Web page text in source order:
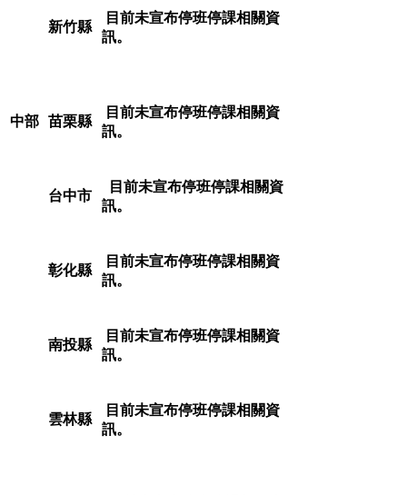
新竹縣
目前未宣布停班停課相關資
訊。
中部 苗栗縣
目前未宣布停班停課相關資
訊。
台中市
目前未宣布停班停課相關資
訊。
彰化縣
目前未宣布停班停課相關資
訊。
南投縣
目前未宣布停班停課相關資
訊。
雲林縣
目前未宣布停班停課相關資
訊。